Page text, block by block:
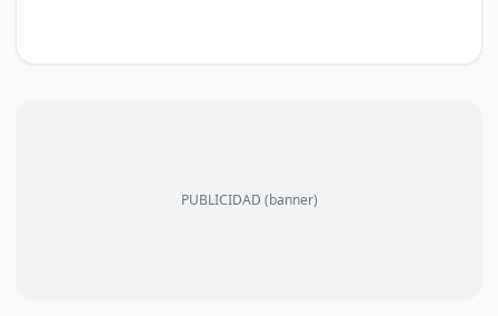
PUBLICIDAD (banner)